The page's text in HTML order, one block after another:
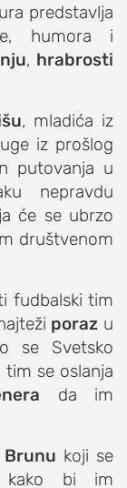
predstavlja
humora i
, hrabrosti
, mladića iz
iz prošlog
putovanja u
nepravdu
će se ubrzo
društvenom
fudbalski tim
poraz u
se Svetsko
se oslanja
da im
koji se
kako bi im